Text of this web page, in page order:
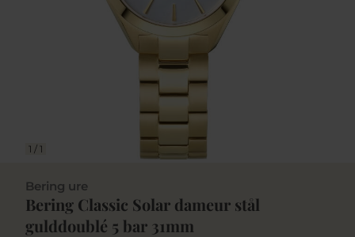
1 / 1
Bering ure
Bering Classic Solar dameur stål
gulddoublé 5 bar 31mm